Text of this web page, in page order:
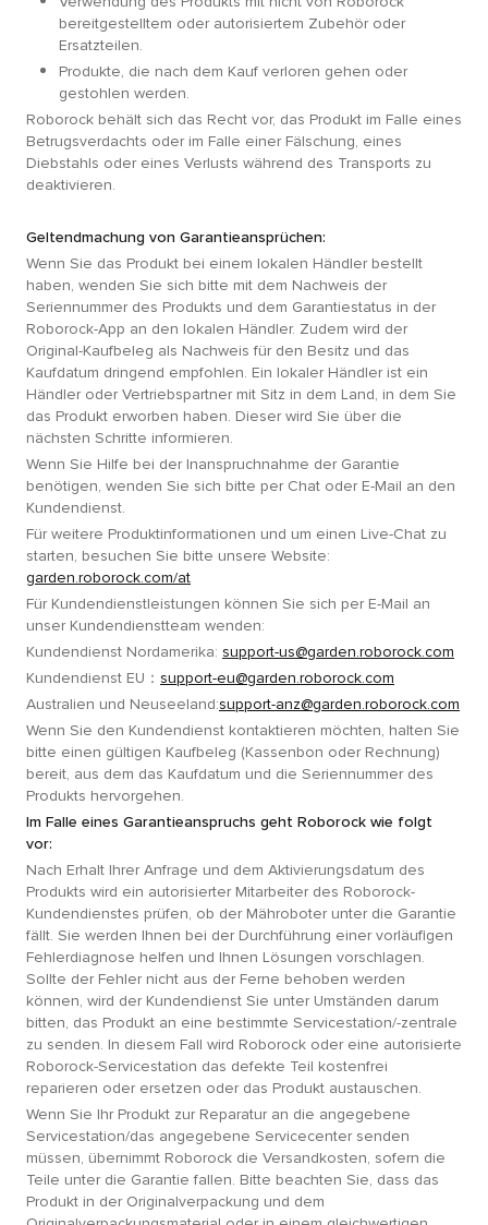
bereitgestelltem oder autorisiertem Zubehör oder
Ersatzteilen.
Produkte, die nach dem Kauf verloren gehen oder
gestohlen werden.
Roborock behält sich das Recht vor, das Produkt im Falle eines
Betrugsverdachts oder im Falle einer Fälschung, eines
Diebstahls oder eines Verlusts während des Transports zu
deaktivieren.
Geltendmachung von Garantieansprüchen:
Wenn Sie das Produkt bei einem lokalen Händler bestellt
haben, wenden Sie sich bitte mit dem Nachweis der
Seriennummer des Produkts und dem Garantiestatus in der
Roborock-App an den lokalen Händler. Zudem wird der
Original-Kaufbeleg als Nachweis für den Besitz und das
Kaufdatum dringend empfohlen. Ein lokaler Händler ist ein
Händler oder Vertriebspartner mit Sitz in dem Land, in dem Sie
das Produkt erworben haben. Dieser wird Sie über die
nächsten Schritte informieren.
Wenn Sie Hilfe bei der Inanspruchnahme der Garantie
benötigen, wenden Sie sich bitte per Chat oder E-Mail an den
Kundendienst.
Für weitere Produktinformationen und um einen Live-Chat zu
starten, besuchen Sie bitte unsere Website:
garden.roborock.com/at
Für Kundendienstleistungen können Sie sich per E-Mail an
unser Kundendienstteam wenden:
Kundendienst Nordamerika: support-us@garden.roborock.com
Kundendienst EU： support-eu@garden.roborock.com
Australien und Neuseeland:support-anz@garden.roborock.com
Wenn Sie den Kundendienst kontaktieren möchten, halten Sie
bitte einen gültigen Kaufbeleg (Kassenbon oder Rechnung)
bereit, aus dem das Kaufdatum und die Seriennummer des
Produkts hervorgehen.
Im Falle eines Garantieanspruchs geht Roborock wie folgt
vor:
Nach Erhalt Ihrer Anfrage und dem Aktivierungsdatum des
Produkts wird ein autorisierter Mitarbeiter des Roborock-
Kundendienstes prüfen, ob der Mähroboter unter die Garantie
fällt. Sie werden Ihnen bei der Durchführung einer vorläufigen
Fehlerdiagnose helfen und Ihnen Lösungen vorschlagen.
Sollte der Fehler nicht aus der Ferne behoben werden
können, wird der Kundendienst Sie unter Umständen darum
bitten, das Produkt an eine bestimmte Servicestation/-zentrale
zu senden. In diesem Fall wird Roborock oder eine autorisierte
Roborock-Servicestation das defekte Teil kostenfrei
reparieren oder ersetzen oder das Produkt austauschen.
Wenn Sie Ihr Produkt zur Reparatur an die angegebene
Servicestation/das angegebene Servicecenter senden
müssen, übernimmt Roborock die Versandkosten, sofern die
Teile unter die Garantie fallen. Bitte beachten Sie, dass das
Produkt in der Originalverpackung und dem